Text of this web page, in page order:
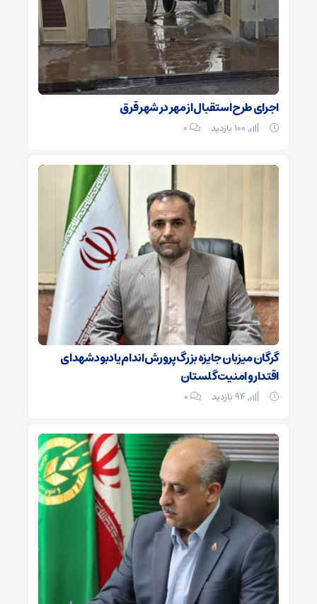
اجرای طرح استقبال از مهر در شهر قرق
۰
گرگان میزبان جایزه بزرگ پرورش اندام یادبود شهدای
اقتدار و امنیت گلستان
۰